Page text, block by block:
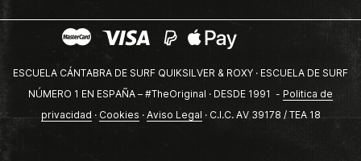
ESCUELA CÁNTABRA DE SURF QUIKSILVER & ROXY · ESCUELA DE SURF
NÚMERO 1 EN ESPAÑA – #TheOriginal · DESDE 1991 - Politica de
privacidad · Cookies · Aviso Legal · C.I.C. AV 39178 / TEA 18